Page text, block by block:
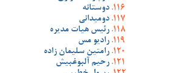
دوستانه
دومیدانی
رئیس هیات مدیره
رادیو مس
رامتین سلیمان زاده
رحیم آلبوغبیش